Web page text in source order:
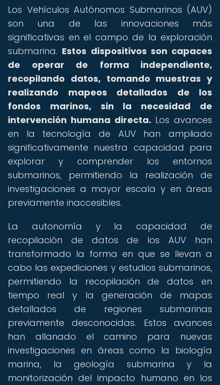
Los Vehículos Autónomos Submarinos (AUV)
son una de las innovaciones más
significativas en el campo de la exploración
submarina. Estos dispositivos son capaces
de operar de forma independiente,
recopilando datos, tomando muestras y
realizando mapeos detallados de los
fondos marinos, sin la necesidad de
intervención humana directa. Los avances
en la tecnología de AUV han ampliado
significativamente nuestra capacidad para
explorar y comprender los entornos
submarinos, permitiendo la realización de
investigaciones a mayor escala y en áreas
previamente inaccesibles.
La autonomía y la capacidad de
recopilación de datos de los AUV han
transformado la forma en que se llevan a
cabo las expediciones y estudios submarinos,
permitiendo la recopilación de datos en
tiempo real y la generación de mapas
detallados de regiones submarinas
previamente desconocidas. Estos avances
han allanado el camino para nuevas
investigaciones en áreas como la biología
marina, la geología submarina y la
monitorización del impacto humano en los